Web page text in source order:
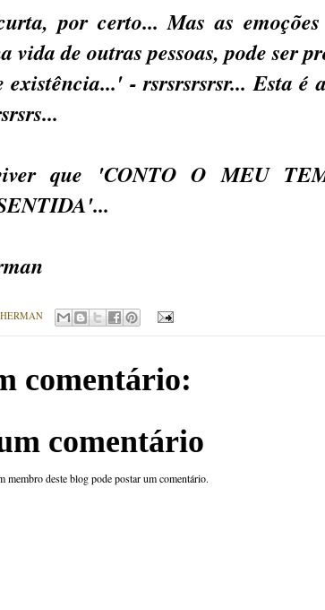
por certo... Mas as
vida de outras pessoas, pode ser
existência...' - rsrsrsrsrsr... Esta é
que 'CONTO O MEU
comentário:
comentário
membro deste blog pode postar um comentário.